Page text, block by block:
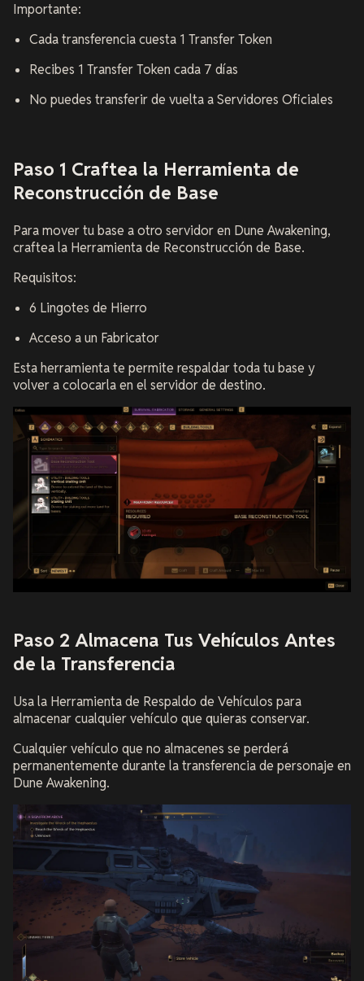
Importante:
Cada transferencia cuesta 1 Transfer Token
Recibes 1 Transfer Token cada 7 días
No puedes transferir de vuelta a Servidores Oficiales
Paso 1 Craftea la Herramienta de
Reconstrucción de Base
Para mover tu base a otro servidor en Dune Awakening,
craftea la Herramienta de Reconstrucción de Base.
Requisitos:
6 Lingotes de Hierro
Acceso a un Fabricator
Esta herramienta te permite respaldar toda tu base y
volver a colocarla en el servidor de destino.
Paso 2 Almacena Tus Vehículos Antes
de la Transferencia
Usa la Herramienta de Respaldo de Vehículos para
almacenar cualquier vehículo que quieras conservar.
Cualquier vehículo que no almacenes se perderá
permanentemente durante la transferencia de personaje en
Dune Awakening.